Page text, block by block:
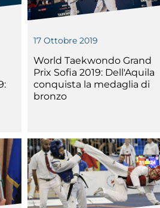
Tesseramenti
17 Ottobre 2019
World Taekwondo Grand
Prix Sofia 2019: Dell'Aquila
conquista la medaglia di
bronzo